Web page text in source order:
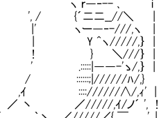
ヽ ｒ―‐-- ､ i
{´二二__//＼ |
ー―‐-///,ヽ |
^ヽ/////,｝ |
! } ＼///｝ |
'ゝ/,｝ |
ﾊ/,}
,ｲ :::://////∧/,ｨ' |
／/////,ｲ/ノ´ ', !